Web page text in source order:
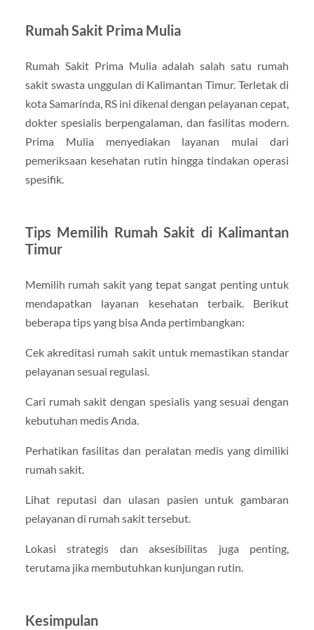
Rumah Sakit Prima Mulia
Rumah Sakit Prima Mulia adalah salah satu rumah
sakit swasta unggulan di Kalimantan Timur. Terletak di
kota Samarinda, RS ini dikenal dengan pelayanan cepat,
dokter spesialis berpengalaman, dan fasilitas modern.
Prima Mulia menyediakan layanan mulai dari
pemeriksaan kesehatan rutin hingga tindakan operasi
spesifik.
Tips Memilih Rumah Sakit di Kalimantan
Timur
Memilih rumah sakit yang tepat sangat penting untuk
mendapatkan layanan kesehatan terbaik. Berikut
beberapa tips yang bisa Anda pertimbangkan:
Cek akreditasi rumah sakit untuk memastikan standar
pelayanan sesuai regulasi.
Cari rumah sakit dengan spesialis yang sesuai dengan
kebutuhan medis Anda.
Perhatikan fasilitas dan peralatan medis yang dimiliki
rumah sakit.
Lihat reputasi dan ulasan pasien untuk gambaran
pelayanan di rumah sakit tersebut.
Lokasi strategis dan aksesibilitas juga penting,
terutama jika membutuhkan kunjungan rutin.
Kesimpulan